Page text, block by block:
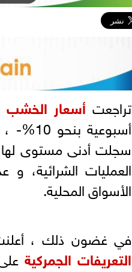
تراجعت أسعار الخشب
العمليات الشرائية،
الأسواق المحلية.
في غضون ذلك ،
التعريفات الجمركية